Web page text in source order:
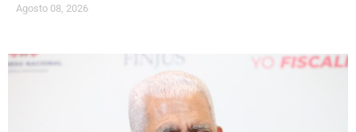
Agosto 08, 2026